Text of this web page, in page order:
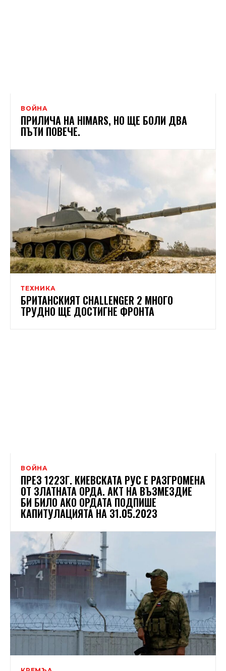
ВОЙНА
ПРИЛИЧА НА HIMARS, НО ЩЕ БОЛИ ДВА
ПЪТИ ПОВЕЧЕ.
ТЕХНИКА
БРИТАНСКИЯТ CHALLENGER 2 МНОГО
ТРУДНО ЩЕ ДОСТИГНЕ ФРОНТА
ВОЙНА
ПРЕЗ 1223Г. КИЕВСКАТА РУС Е РАЗГРОМЕНА
ОТ ЗЛАТНАТА ОРДА. АКТ НА ВЪЗМЕЗДИЕ
БИ БИЛО АКО ОРДАТА ПОДПИШЕ
КАПИТУЛАЦИЯТА НА 31.05.2023